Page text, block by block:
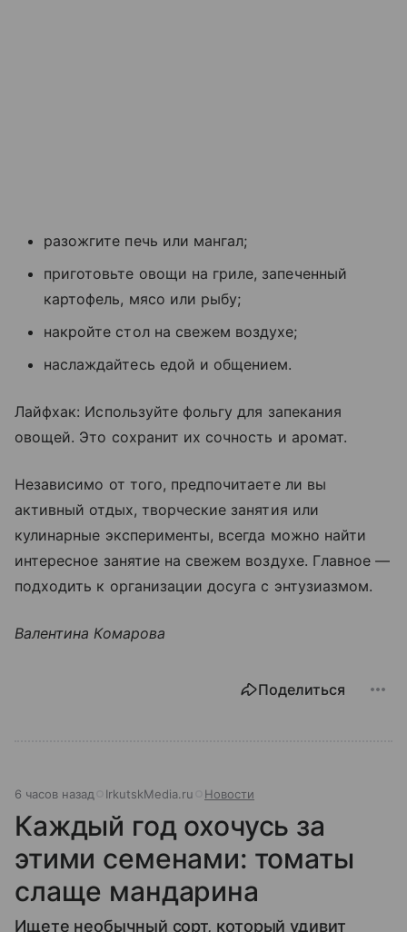
разожгите печь или мангал;
приготовьте овощи на гриле, запеченный
картофель, мясо или рыбу;
накройте стол на свежем воздухе;
наслаждайтесь едой и общением.
Лайфхак: Используйте фольгу для запекания
овощей. Это сохранит их сочность и аромат.
Независимо от того, предпочитаете ли вы
активный отдых, творческие занятия или
кулинарные эксперименты, всегда можно найти
интересное занятие на свежем воздухе. Главное —
подходить к организации досуга с энтузиазмом.
Валентина Комарова
Поделиться
6 часов назад IrkutskMedia.ru Новости
Каждый год охочусь за
этими семенами: томаты
слаще мандарина
Ищете необычный сорт, который удивит